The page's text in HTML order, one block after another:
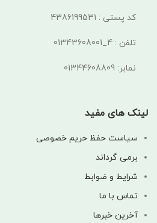
کد پستی : 4386199531
تلفن : 4_01343608001
نمابر: 01344608809
لینک های مفید
سیاست حفظ حریم خصوصی
برمی گرداند
شرایط و ضوابط
تماس با ما
آخرین خبرها